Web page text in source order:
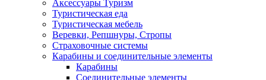
Аксессуары Туризм
Туристическая еда
Туристическая мебель
Веревки, Репшнуры, Стропы
Страховочные системы
Карабины и соединительные элементы
Карабины
Соединительные элементы